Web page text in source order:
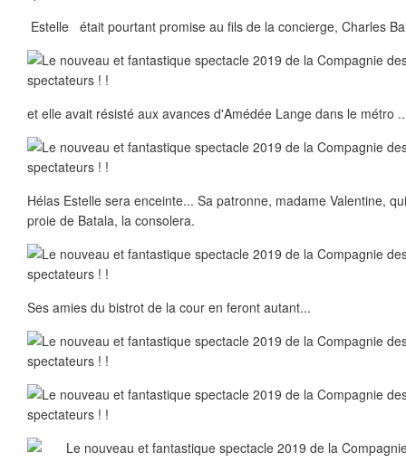
Estelle était pourtant promise au fils de la concierge, Charles
et elle avait résisté aux avances d'Amédée Lange dans le métro
Hélas Estelle sera enceinte... Sa patronne, madame Valentine,
proie de Batala, la consolera.
Ses amies du bistrot de la cour en feront autant...